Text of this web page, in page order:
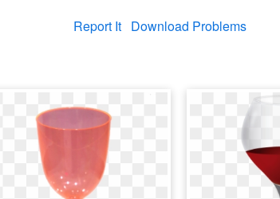
Report It Download Problems